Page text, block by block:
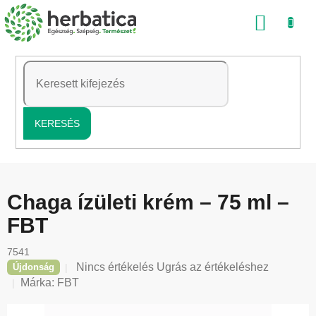
Ugrás
a
tartalomhoz
KERESÉS
Chaga ízületi krém – 75 ml –
FBT
7541
Újdonság
A
termék
Nincs értékelés Ugrás az értékeléshez
Márka: FBT